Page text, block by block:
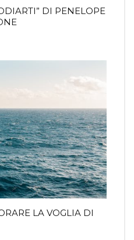
DI PENELOPE
LA VOGLIA DI